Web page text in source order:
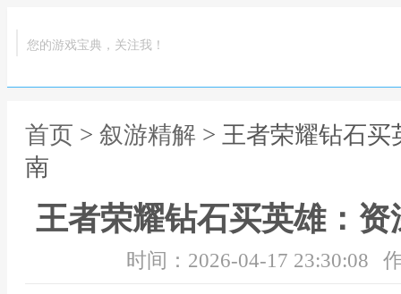
您的游戏宝典，关注我！
首页 > 叙游精解 > 王者荣耀钻石
南
王者荣耀钻石买英雄：
时间：2026-04-17 23:30:08